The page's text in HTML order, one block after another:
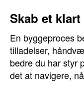
Skab et
En byggeproces
tilladelser,
bedre du har styr
det at navigere,